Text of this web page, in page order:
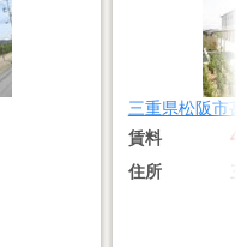
三重県松阪市
賃料
住所